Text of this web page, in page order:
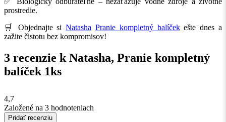
prostredie.
🛒 Objednajte siNatasha Pranie kompletný balíčekešte dnes a
zažite čistotu bez kompromisov!
3 recenzie k Natasha, Pranie kompletný
balíček 1ks
4,7
Založené na 3 hodnoteniach
Pridať recenziu